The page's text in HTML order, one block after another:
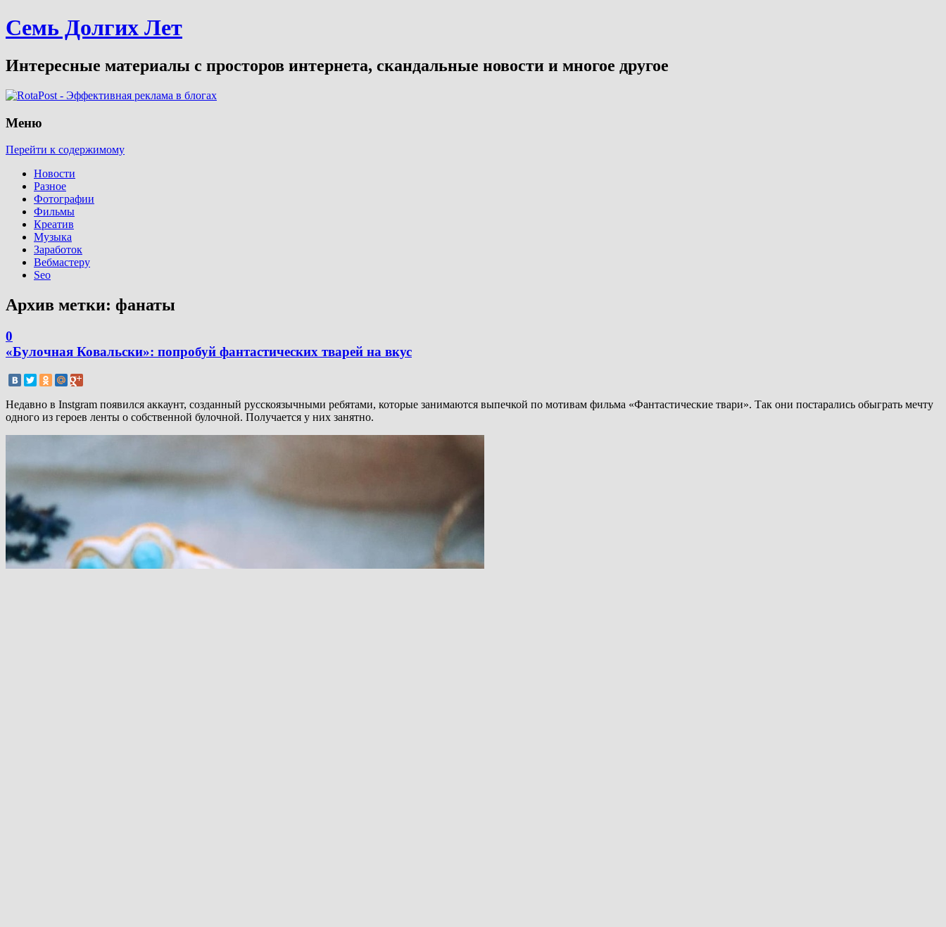
Семь Долгих Лет
Интересные материалы с просторов интернета, скандальные новости и многое другое
Меню
Перейти к содержимому
Новости
Разное
Фотографии
Фильмы
Креатив
Музыка
Заработок
Вебмастеру
Seo
Архив метки: фанаты
0
«Булочная Ковальски»: попробуй фантастических тварей на вкус
Недавно в Instgram появился аккаунт, созданный русскоязычными ребятами, которые занимаются выпечкой по мотивам фильма «Фантастические твари». Так они постарались обыграть мечту
одного из героев ленты о собственной булочной. Получается у них занятно.